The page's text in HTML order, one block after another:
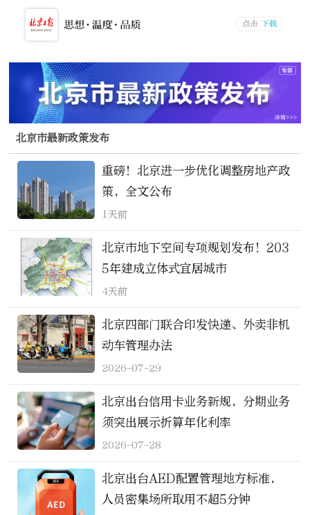
北京市最新政策发布
重磅！北京进一步优化调整房地产政
策，全文公布
1天前
北京市地下空间专项规划发布！203
5年建成立体式宜居城市
4天前
北京四部门联合印发快递、外卖非机
动车管理办法
2026-07-29
北京出台信用卡业务新规，分期业务
须突出展示折算年化利率
2026-07-28
北京出台AED配置管理地方标准，
人员密集场所取用不超5分钟